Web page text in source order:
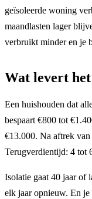
geïsoleerde woning
maandlasten lager
verbruikt minder en je
Wat levert
Een huishouden dat
bespaart €800 tot
€13.000. Na aftrek
Terugverdientijd: 4 tot
Isolatie gaat 40 jaar of
elk jaar opnieuw. En